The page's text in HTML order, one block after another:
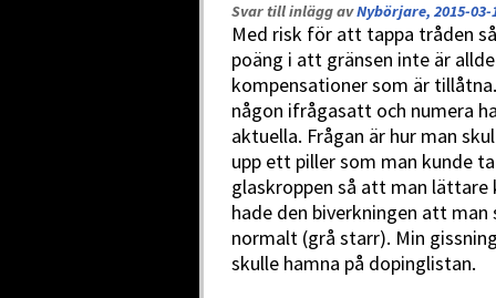
Svar till inlägg avNybörjare, 2015-03-
Med risk för att tappa tråden
poäng i att gränsen inte är
kompensationer som är
någon ifrågasatt och numera
aktuella. Frågan är hur man
upp ett piller som man kunde
glaskroppen så att man lättare
hade den biverkningen att
normalt (grå starr). Min
skulle hamna på dopinglistan.